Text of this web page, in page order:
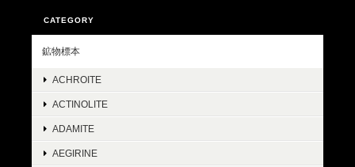
CATEGORY
鉱物標本
ACHROITE
ACTINOLITE
ADAMITE
AEGIRINE